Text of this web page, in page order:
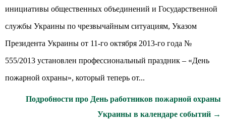
инициативы общественных объединений и Государственной
службы Украины по чрезвычайным ситуациям, Указом
Президента Украины от 11-го октября 2013-го года №
555/2013 установлен профессиональный праздник – «День
пожарной охраны», который теперь от...
Подробности про День работников пожарной охраны
Украины в календаре событий →